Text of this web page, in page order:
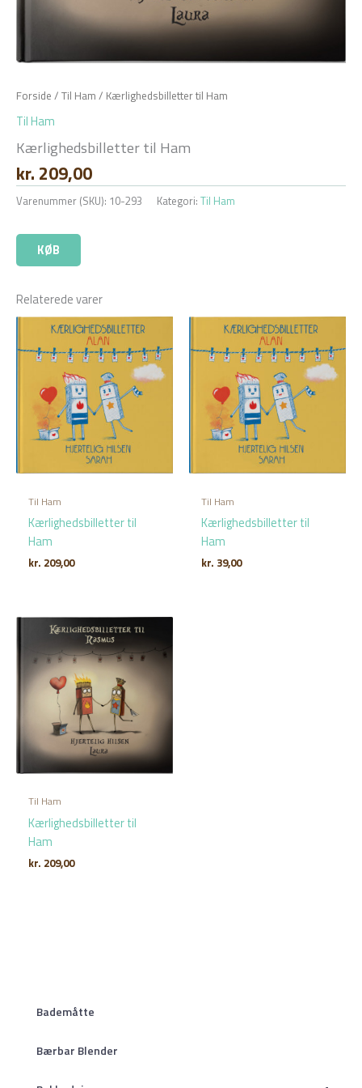
Bademåtte
Bærbar Blender
Forside / Til Ham / Kærlighedsbilletter til Ham
Til Ham
Kærlighedsbilletter til Ham
kr. 209,00
Varenummer (SKU): 10-293 Kategori: Til Ham
KØB
Relaterede varer
Til Ham
Kærlighedsbilletter til
Ham
kr. 209,00
Til Ham
Kærlighedsbilletter til
Ham
kr. 39,00
Til Ham
Kærlighedsbilletter til
Ham
kr. 209,00